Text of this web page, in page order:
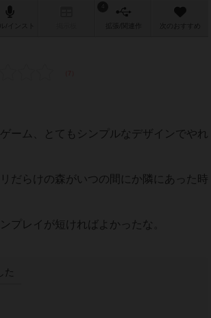
作 次のおすすめ
ーム、とてもシンプルなデザインでやれ
だらけの森がいつの間にか隣にあった時
プレイが短ければよかったな。
た